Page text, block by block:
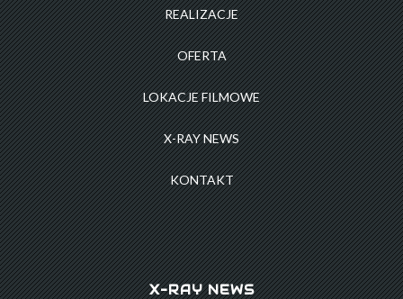
REALIZACJE
OFERTA
LOKACJE FILMOWE
X-RAY NEWS
KONTAKT
X-RAY NEWS